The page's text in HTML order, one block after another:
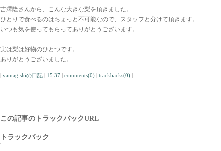
吉澤隆さんから、こんな大きな梨を頂きました。
ひとりで食べるのはちょっと不可能なので、スタッフと分けて頂きます。
いつも気を使ってもらってありがとうございます。
実は梨は好物のひとつです。
ありがとうございました。
| yamagishiの日記 | 15:37 | comments(0) | trackbacks(0) |
この記事のトラックバックURL
トラックバック